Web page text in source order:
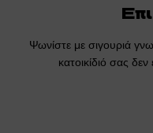
Ψωνίστε με σιγουριά
κατοικίδιό σας